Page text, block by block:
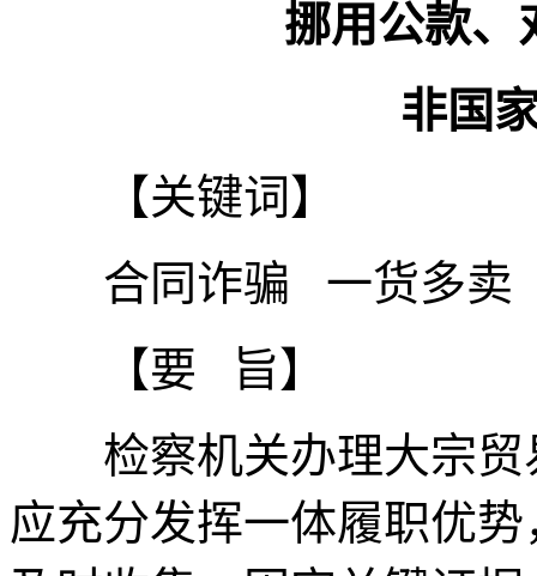
挪用公款、
非国家
【关键词】
合同诈骗 一货多卖
【要 旨】
检察机关办理大宗贸
应充分发挥一体履职优